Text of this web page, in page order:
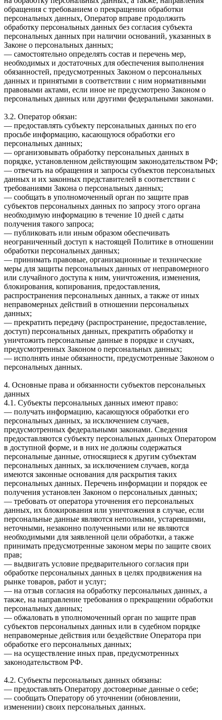
обращения с требованием о прекращении обработки
персональных данных, Оператор вправе продолжить
обработку персональных данных без согласия субъекта
персональных данных при наличии оснований, указанных в
Законе о персональных данных;
— самостоятельно определять состав и перечень мер,
необходимых и достаточных для обеспечения выполнения
обязанностей, предусмотренных Законом о персональных
данных и принятыми в соответствии с ним нормативными
правовыми актами, если иное не предусмотрено Законом о
персональных данных или другими федеральными законами.
3.2. Оператор обязан:
— предоставлять субъекту персональных данных по его
просьбе информацию, касающуюся обработки его
персональных данных;
— организовывать обработку персональных данных в
порядке, установленном действующим законодательством РФ;
— отвечать на обращения и запросы субъектов персональных
данных и их законных представителей в соответствии с
требованиями Закона о персональных данных;
— сообщать в уполномоченный орган по защите прав
субъектов персональных данных по запросу этого органа
необходимую информацию в течение 10 дней с даты
получения такого запроса;
— публиковать или иным образом обеспечивать
неограниченный доступ к настоящей Политике в отношении
обработки персональных данных;
— принимать правовые, организационные и технические
меры для защиты персональных данных от неправомерного
или случайного доступа к ним, уничтожения, изменения,
блокирования, копирования, предоставления,
распространения персональных данных, а также от иных
неправомерных действий в отношении персональных
данных;
— прекратить передачу (распространение, предоставление,
доступ) персональных данных, прекратить обработку и
уничтожить персональные данные в порядке и случаях,
предусмотренных Законом о персональных данных;
— исполнять иные обязанности, предусмотренные Законом о
персональных данных.
4. Основные права и обязанности субъектов персональных
данных
4.1. Субъекты персональных данных имеют право:
— получать информацию, касающуюся обработки его
персональных данных, за исключением случаев,
предусмотренных федеральными законами. Сведения
предоставляются субъекту персональных данных Оператором
в доступной форме, и в них не должны содержаться
персональные данные, относящиеся к другим субъектам
персональных данных, за исключением случаев, когда
имеются законные основания для раскрытия таких
персональных данных. Перечень информации и порядок ее
получения установлен Законом о персональных данных;
— требовать от оператора уточнения его персональных
данных, их блокирования или уничтожения в случае, если
персональные данные являются неполными, устаревшими,
неточными, незаконно полученными или не являются
необходимыми для заявленной цели обработки, а также
принимать предусмотренные законом меры по защите своих
прав;
— выдвигать условие предварительного согласия при
обработке персональных данных в целях продвижения на
рынке товаров, работ и услуг;
— на отзыв согласия на обработку персональных данных, а
также, на направление требования о прекращении обработки
персональных данных;
— обжаловать в уполномоченный орган по защите прав
субъектов персональных данных или в судебном порядке
неправомерные действия или бездействие Оператора при
обработке его персональных данных;
— на осуществление иных прав, предусмотренных
законодательством РФ.
4.2. Субъекты персональных данных обязаны:
— предоставлять Оператору достоверные данные о себе;
— сообщать Оператору об уточнении (обновлении,
изменении) своих персональных данных.